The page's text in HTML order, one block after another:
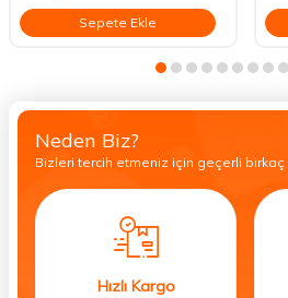
Sepete Ekle
Neden Biz?
Bizleri tercih etmeniz için geçerli
Hızlı Kargo